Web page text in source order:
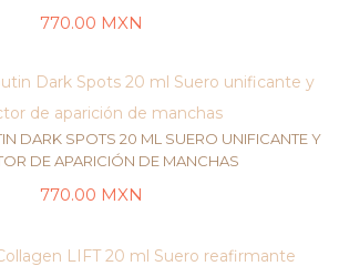
770.00 MXN
DARK SPOTS 20 ML SUERO UNIFICANTE Y
DE APARICIÓN DE MANCHAS
770.00 MXN